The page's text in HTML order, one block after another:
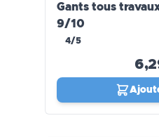
Gants tous
9/10
4/5